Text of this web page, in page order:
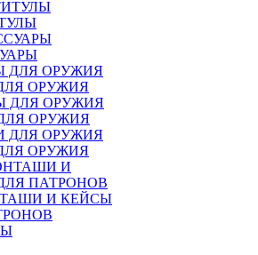
ОРУЖИЯ
ОРУЖИЯ
ОРУЖИЯ
И КЕЙСЫ